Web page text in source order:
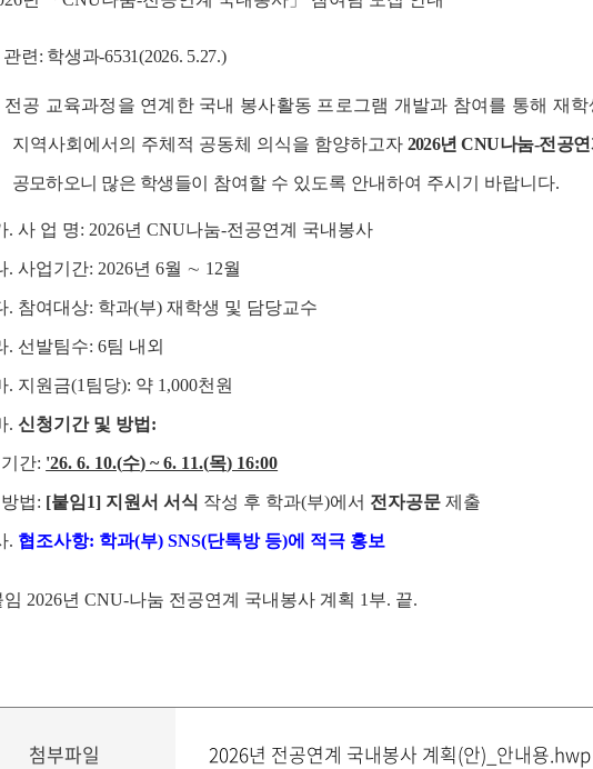
관련 : 학생과-6531(2026. 5.27.)
전공 교육과정을 연계한 국내 봉사활동 프로그램 개발과 참여를 통해 재학
지역사회에서의 주체적 공동체 의식을 함양하고자 2026년CNU나눔-전공
공모하오니 많은 학생들이 참여할 수 있도록 안내하여 주시기 바랍니다.
.사 업 명: 2026년CNU나눔-전공연계 국내봉사
.사업기간: 2026년6월 ∼ 12월
. 참여대상: 학과(부)재학생 및 담당교수
. 선발팀수: 6팀 내외
. 지원금(1 팀당): 약 1,000천원
.신청기간 및 방법 :
기간: '26. 6. 10.(수) ~ 6. 11.(목) 16:00
방법: [붙임1] 지원서 서식 작성 후 학과(부)에서 전자공문제출
. 협조사항: 학과(부) SNS(단톡방 등)에 적극 홍보
임 2026년CNU-나눔 전공연계 국내봉사 계획 1 부. 끝.
첨부파일 2026년 전공연계 국내봉사 계획(안)_안내용.hwp